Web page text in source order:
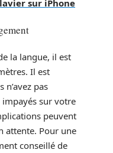
sur iPhone
la langue, il est
Il est
n’avez pas
impayés sur votre
peuvent
attente. Pour une
conseillé de